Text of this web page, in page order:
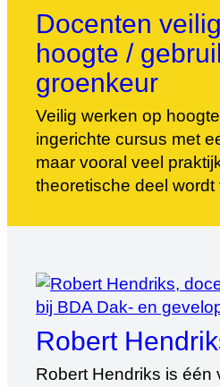
Docenten
hoogte /
groenkeur
Veilig werken op
ingerichte cursus met
maar vooral veel
theoretische deel
de Mooij. Zij doen dit
open inschrijvingen.
werken op hoogte ook
Robert
Robert Hendriks is één